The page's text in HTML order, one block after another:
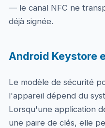
— le canal NFC ne
déjà signée.
Android Keystore
Le modèle de sécurité
l'appareil dépend du
Lorsqu'une application
une paire de clés, elle